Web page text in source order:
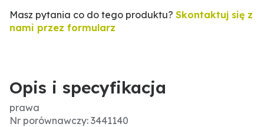
Masz pytania co do tego produktu? Skontaktuj się z
nami przez formularz
Opis i specyfikacja
prawa
Nr porównawczy: 3441140